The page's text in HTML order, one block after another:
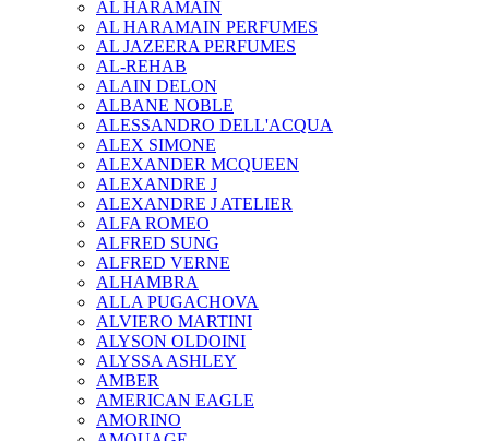
AL HARAMAIN
AL HARAMAIN PERFUMES
AL JAZEERA PERFUMES
AL-REHAB
ALAIN DELON
ALBANE NOBLE
ALESSANDRO DELL'ACQUA
ALEX SIMONE
ALEXANDER MCQUEEN
ALEXANDRE J
ALEXANDRE J ATELIER
ALFA ROMEO
ALFRED SUNG
ALFRED VERNE
ALHAMBRA
ALLA PUGACHOVA
ALVIERO MARTINI
ALYSON OLDOINI
ALYSSA ASHLEY
AMBER
AMERICAN EAGLE
AMORINO